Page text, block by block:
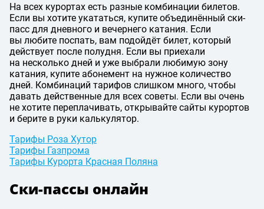
На всех курортах есть разные комбинации билетов.
Если вы хотите укататься, купите объединённый ски-
пасс для дневного и вечернего катания. Если
вы любите поспать, вам подойдёт билет, который
действует после полудня. Если вы приехали
на несколько дней и уже выбрали любимую зону
катания, купите абонемент на нужное количество
дней. Комбинаций тарифов слишком много, чтобы
давать действенные для всех советы. Если вы очень
не хотите переплачивать, открывайте сайты курортов
и берите в руки калькулятор.
Тарифы Роза Хутор
Тарифы Газпрома
Тарифы Курорта Красная Поляна
Ски-пассы онлайн